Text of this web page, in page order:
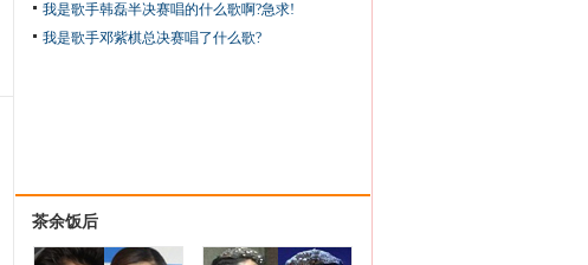
我是歌手韩磊半决赛唱的什么歌啊?急求!
我是歌手邓紫棋总决赛唱了什么歌?
茶余饭后